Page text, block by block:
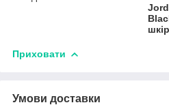
Приховати
Умови доставки